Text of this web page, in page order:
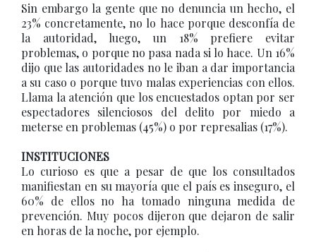
Sin embargo la gente que no denuncia un hecho, el
23% concretamente, no lo hace porque desconfía de
la autoridad, luego, un 18% prefiere evitar
problemas, o porque no pasa nada si lo hace. Un 16%
dijo que las autoridades no le iban a dar importancia
a su caso o porque tuvo malas experiencias con ellos.
Llama la atención que los encuestados optan por ser
espectadores silenciosos del delito por miedo a
meterse en problemas (45%) o por represalias (17%).
INSTITUCIONES
Lo curioso es que a pesar de que los consultados
manifiestan en su mayoría que el país es inseguro, el
60% de ellos no ha tomado ninguna medida de
prevención. Muy pocos dijeron que dejaron de salir
en horas de la noche, por ejemplo.